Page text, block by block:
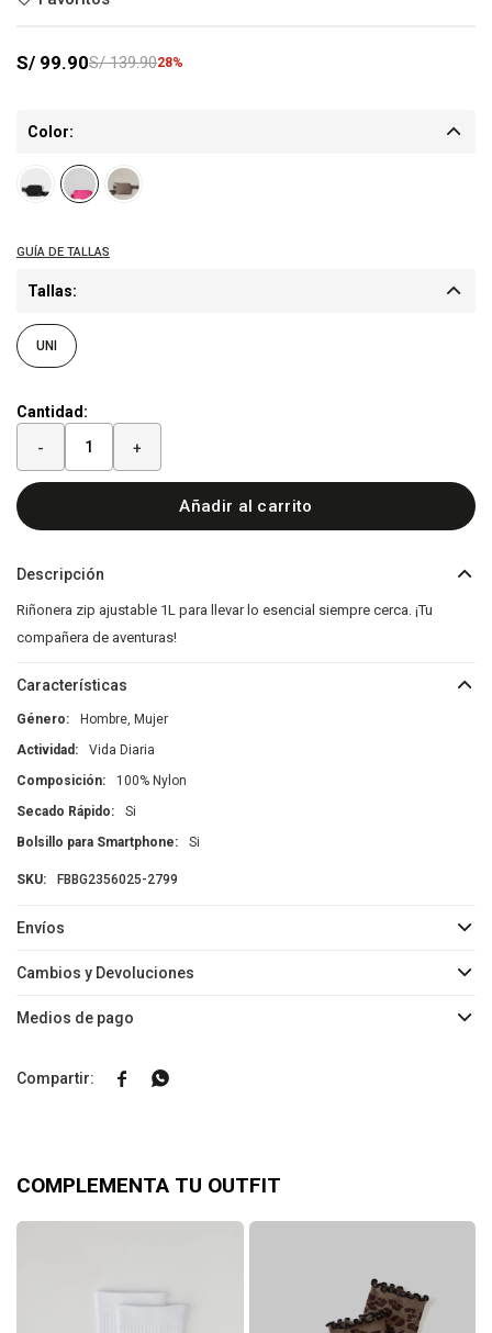
S/ 99.90S/ 139.9028
Color:
Tallas:
UNI
Cantidad:
- +
Añadir al carrito
Descripción
Riñonera zip ajustable 1L para llevar lo esencial siempre cerca. ¡Tu
compañera de aventuras!
Características
Género
Hombre, Mujer
Actividad
Vida Diaria
Composición
100% Nylon
Secado Rápido
Si
Bolsillo para Smartphone
Si
FBBG2356025-2799
Envíos
Cambios y Devoluciones
Medios de pago
 
COMPLEMENTA TU OUTFIT